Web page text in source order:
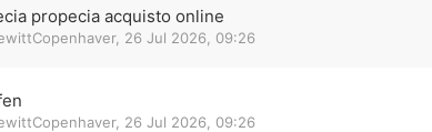
propecia acquisto online
, 26 Jul 2026, 09:26
, 26 Jul 2026, 09:26